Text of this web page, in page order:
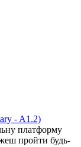
- A1.2)
платформу
пройти будь-